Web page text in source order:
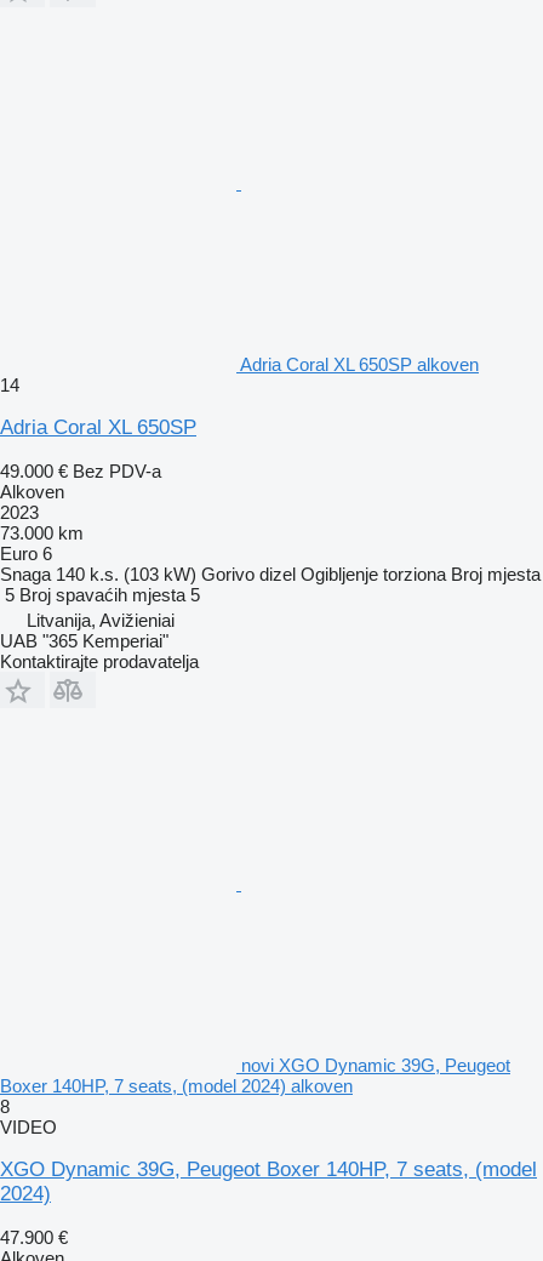
Adria Coral XL 650SP alkoven
14
Adria Coral XL 650SP
49.000 € Bez PDV-a
Alkoven
2023
73.000 km
Euro 6
Snaga 140 k.s. (103 kW) Gorivo dizel Ogibljenje torziona Broj mjesta
5 Broj spavaćih mjesta 5
Litvanija, Avižieniai
UAB "365 Kemperiai"
Kontaktirajte prodavatelja
novi XGO Dynamic 39G, Peugeot
Boxer 140HP, 7 seats, (model 2024) alkoven
8
VIDEO
XGO Dynamic 39G, Peugeot Boxer 140HP, 7 seats, (model
2024)
47.900 €